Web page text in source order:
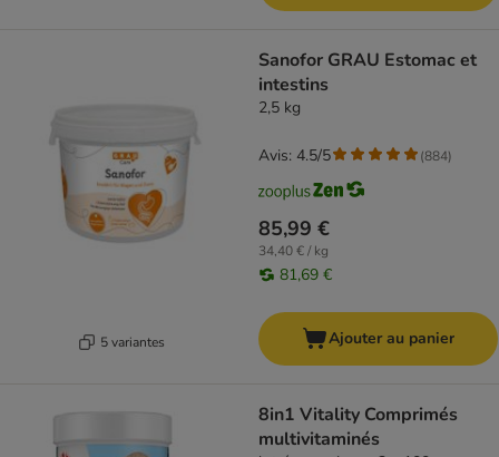
5 variantes
Sanofor GRAU Estomac et
intestins
2,5 kg
85,99 €
34,40 € / kg
81,69 €
Avis: 4.5/5 (884)
Ajouter au panier
8in1 Vitality Comprimés
multivitaminés